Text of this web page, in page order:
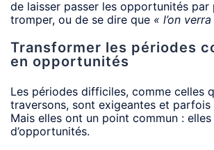
de laisser passer les opportunités par
tromper, ou de se dire que « l’on
Transformer les périodes
en opportunités
Les périodes difficiles, comme celles
traversons, sont exigeantes et
Mais elles ont un point commun :
d’opportunités.